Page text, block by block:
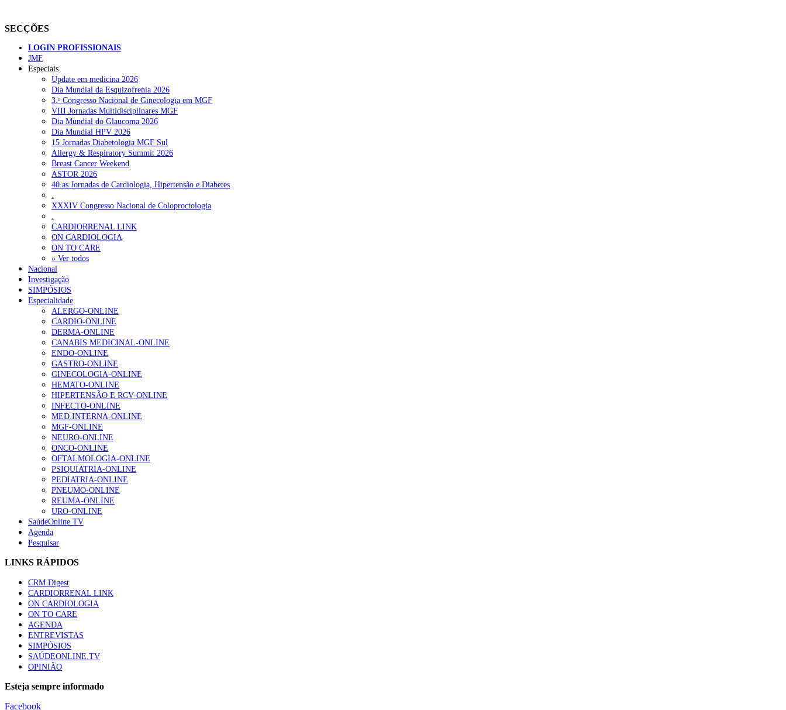
SECÇÕES
LOGIN PROFISSIONAIS
JMF
Especiais
Update em medicina 2026
Dia Mundial da Esquizofrenia 2026
3.ᵒ Congresso Nacional de Ginecologia em MGF
VIII Jornadas Multidisciplinares MGF
Dia Mundial do Glaucoma 2026
Dia Mundial HPV 2026
15 Jornadas Diabetologia MGF Sul
Allergy & Respiratory Summit 2026
Breast Cancer Weekend
ASTOR 2026
40.as Jornadas de Cardiologia, Hipertensão e Diabetes
XXXIV Congresso Nacional de Coloproctologia
CARDIORRENAL LINK
ON CARDIOLOGIA
ON TO CARE
» Ver todos
Nacional
Investigação
SIMPÓSIOS
Especialidade
ALERGO-ONLINE
CARDIO-ONLINE
DERMA-ONLINE
CANABIS MEDICINAL-ONLINE
ENDO-ONLINE
GASTRO-ONLINE
GINECOLOGIA-ONLINE
HEMATO-ONLINE
HIPERTENSÃO E RCV-ONLINE
INFECTO-ONLINE
MED.INTERNA-ONLINE
MGF-ONLINE
NEURO-ONLINE
ONCO-ONLINE
OFTALMOLOGIA-ONLINE
PSIQUIATRIA-ONLINE
PEDIATRIA-ONLINE
PNEUMO-ONLINE
REUMA-ONLINE
URO-ONLINE
SaúdeOnline TV
Agenda
Pesquisar
LINKS RÁPIDOS
CRM Digest
CARDIORRENAL LINK
ON CARDIOLOGIA
ON TO CARE
AGENDA
ENTREVISTAS
SIMPÓSIOS
SAÚDEONLINE.TV
OPINIÃO
Esteja sempre informado
Facebook